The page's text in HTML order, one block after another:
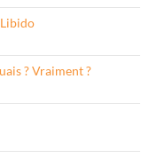
? Vraiment ?